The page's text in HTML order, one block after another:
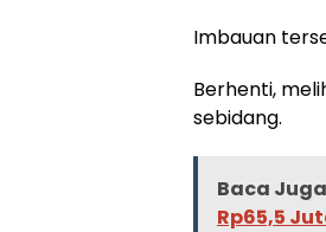
Imbauan
Berhenti,
sebidang.
Baca Juga
Rp65,5